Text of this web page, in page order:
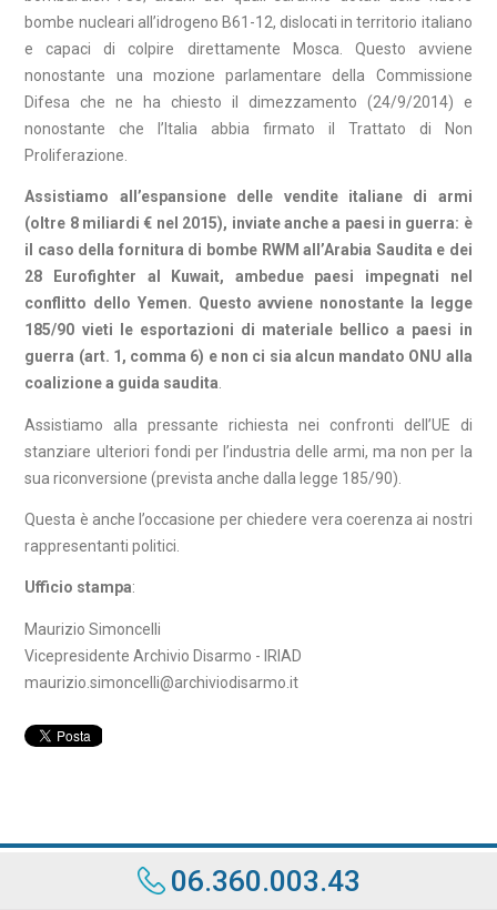
bombe nucleari all’idrogeno B61-12, dislocati in territorio italiano
e capaci di colpire direttamente Mosca. Questo avviene
nonostante una mozione parlamentare della Commissione
Difesa che ne ha chiesto il dimezzamento (24/9/2014) e
nonostante che l’Italia abbia firmato il Trattato di Non
Proliferazione.
Assistiamo all’espansione delle vendite italiane di armi
(oltre 8 miliardi € nel 2015), inviate anche a paesi in guerra: è
il caso della fornitura di bombe RWM all’Arabia Saudita e dei
28 Eurofighter al Kuwait, ambedue paesi impegnati nel
conflitto dello Yemen. Questo avviene nonostante la legge
185/90 vieti le esportazioni di materiale bellico a paesi in
guerra (art. 1, comma 6) e non ci sia alcun mandato ONU alla
coalizione a guida saudita.
Assistiamo alla pressante richiesta nei confronti dell’UE di
stanziare ulteriori fondi per l’industria delle armi, ma non per la
sua riconversione (prevista anche dalla legge 185/90).
Questa è anche l’occasione per chiedere vera coerenza ai nostri
rappresentanti politici.
Ufficio stampa:
Maurizio Simoncelli
Vicepresidente Archivio Disarmo - IRIAD
maurizio.simoncelli@archiviodisarmo.it
06.360.003.43